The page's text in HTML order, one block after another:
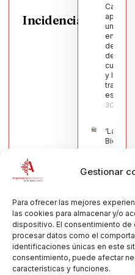
Gestionar
Para ofrecer las mejores
las cookies para almacenar y/o
dispositivo. El consentimiento
procesar datos como el
identificaciones únicas en este
consentimiento, puede afectar
características y funciones.
Incidencias
Calatrava
aprueba
una
en
del
de la
y la
española
30/07/
‘La
de la
Muñoz
Muñoz,
anuncia
Fiestas
2026
30/07/